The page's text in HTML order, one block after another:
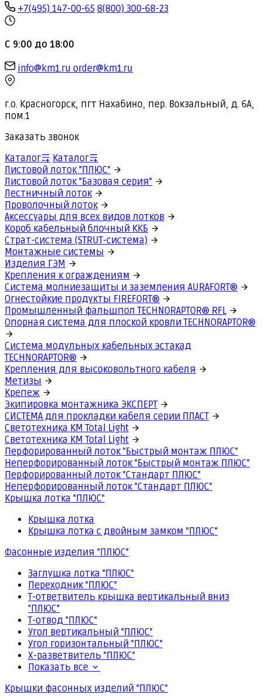
+7(495) 147-00-65 8(800) 300-68-23
С 9:00 до 18:00
info@km1.ru order@km1.ru
г.о. Красногорск, пгт Нахабино, пер. Вокзальный, д. 6А,
пом.1
Заказать звонок
Каталог
Каталог
Листовой лоток "ПЛЮС"
Листовой лоток "Базовая серия"
Лестничный лоток
Проволочный лоток
Аксессуары для всех видов лотков
Короб кабельный блочный ККБ
Страт-система (STRUT-система)
Монтажные системы
Изделия ГЭМ
Крепления к ограждениям
Система молниезащиты и заземления AURAFORT®
Огнестойкие продукты FIREFORT®
Промышленный фальшпол TECHNORAPTOR® RFL
Опорная система для плоской кровли TECHNORAPTOR®
Система модульных кабельных эстакад
TECHNORAPTOR®
Крепления для высоковольтного кабеля
Метизы
Крепеж
Экипировка монтажника ЭКСПЕРТ
СИСТЕМА для прокладки кабеля серии ПЛАСТ
Светотехника КМ Total Light
Светотехника КМ Total Light
Перфорированный лоток "Быстрый монтаж ПЛЮС"
Неперфорированный лоток "Быстрый монтаж ПЛЮС"
Перфорированный лоток "Стандарт ПЛЮС"
Неперфорированный лоток "Стандарт ПЛЮС"
Крышка лотка "ПЛЮС"
Крышка лотка
Крышка лотка с двойным замком "ПЛЮС"
Фасонные изделия "ПЛЮС"
Заглушка лотка "ПЛЮС"
Переходник "ПЛЮС"
Т-ответвитель крышка вертикальный вниз
"ПЛЮС"
Т-отвод "ПЛЮС"
Угол вертикальный "ПЛЮС"
Угол горизонтальный "ПЛЮС"
Х-разветвитель "ПЛЮС"
Показать все
Крышки фасонных изделий "ПЛЮС"